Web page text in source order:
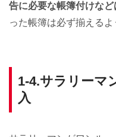
告に必要な帳簿付けなど
った帳簿は必ず揃えるよ
1-4.サラリーマ
入